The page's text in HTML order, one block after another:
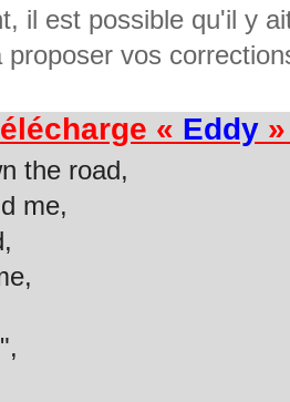
il est possible qu'il y
proposer vos
« Eddy
the road,
me,